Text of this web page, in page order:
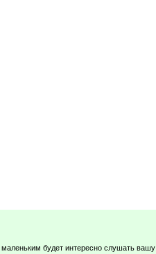
будет интересно слушать вашу